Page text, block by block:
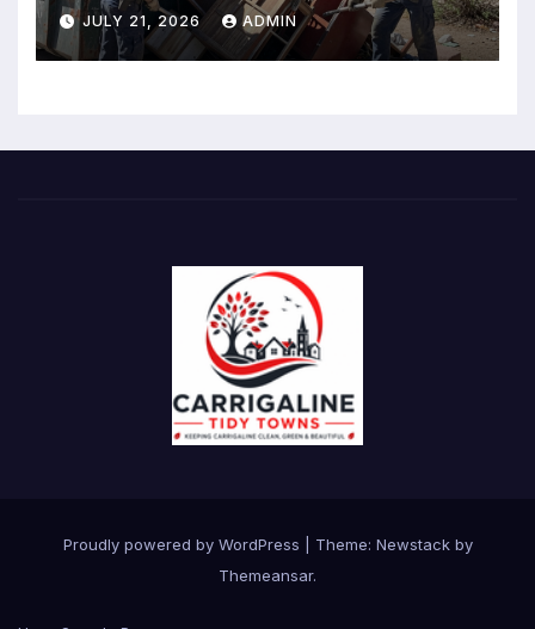
JULY 21, 2026 ADMIN
Proudly powered by WordPress Theme: Newstackby
Themeansar.